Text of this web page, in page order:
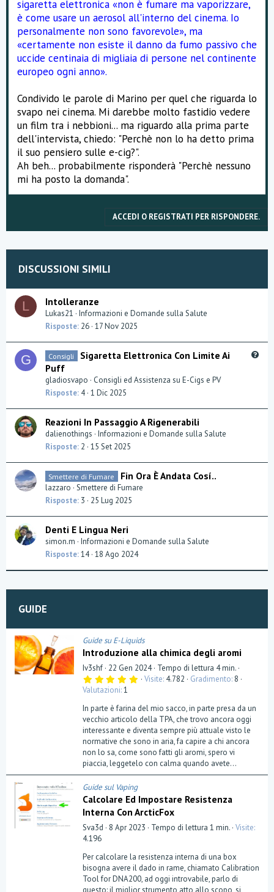
sigaretta elettronica «non è fumare ma vaporizzare,
è come usare un aerosol all'interno del cinema. Io
personalmente non sono favorevole», ma
«certamente non esiste il danno da fumo passivo che
uccide centinaia di migliaia di persone nel continente
europeo ogni anno».
Condivido le parole di Marino per quel che riguarda lo
svapo nei cinema. Mi darebbe molto fastidio vedere
un film tra i nebbioni... ma riguardo alla prima parte
dell'intervista, chiedo: "Perchè non lo ha detto prima
il suo pensiero sulle e-cig?".
Ah beh... probabilmente risponderà "Perchè nessuno
mi ha posto la domanda".
ACCEDI O REGISTRATI PER RISPONDERE.
DISCUSSIONI SIMILI
L Intolleranze
Lukas21 Informazioni e Domande sulla Salute
Risposte 26 17 Nov 2025
G
i
Consigli
Sigaretta Elettronica Con Limite Ai
Puff
gladiosvapo
Consigli ed Assistenza su E-Cigs e PV
Risposte 4 1 Dic 2025
Reazioni In Passaggio A Rigenerabili
dalienothings Informazioni e Domande sulla Salute
Risposte 2 15 Set 2025
Smettere di Fumare Fin Ora È Andata Cosí..
lazzaro Smettere di Fumare
Risposte 3 25 Lug 2025
Denti E Lingua Neri
simon.m Informazioni e Domande sulla Salute
Risposte 14 18 Ago 2024
GUIDE
Guide su E-Liquids
Introduzione alla chimica degli aromi
Iv3shf 22 Gen 2024 Tempo di lettura 4 min.
5
0
s
t
e
l
l
a
(
e
)
Visite 4.782 Gradimento 8
Valutazioni 1
In parte è farina del mio sacco, in parte presa da un
vecchio articolo della TPA, che trovo ancora oggi
interessante e diventa sempre più attuale visto le
normative che sono in aria, fa capire a chi ancora
non lo sa, come sono fatti gli aromi, spero vi
piaccia, leggetelo con calma quando avete...
Guide sul Vaping
Calcolare Ed Impostare Resistenza
Interna Con ArcticFox
Sva3d 8 Apr 2023 Tempo di lettura 1 min. Visite
4.196
Per calcolare la resistenza interna di una box
bisogna avere il dado in rame, chiamato Calibration
Tool for DNA200, ad oggi introvabile, parlo di
questo: il miglior strumento atto allo scopo, si